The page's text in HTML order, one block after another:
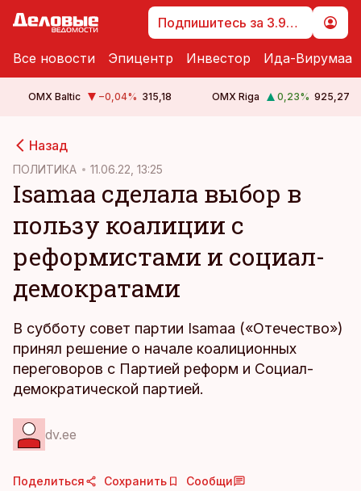
Подпишитесь за 3.99 €
Все новости Эпицентр Инвестор Ида-Вирумаа
OMX Baltic −0,04% 315,18 OMX Riga 0,23% 925,27
Назад
ПОЛИТИКА 11.06.22, 13:25
Isamaa сделала выбор в
пользу коалиции с
реформистами и социал-
демократами
В субботу совет партии Isamaa («Отечество»)
принял решение о начале коалиционных
переговоров с Партией реформ и Социал-
демократической партией.
dv.ee
Поделиться Сохранить Сообщи